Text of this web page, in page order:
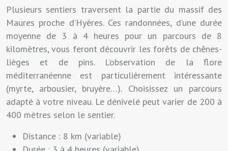
Plusieurs sentiers traversent la partie du massif des
Maures proche d’Hyères. Ces randonnées, d’une durée
moyenne de 3 à 4 heures pour un parcours de 8
kilomètres, vous feront découvrir les forêts de chênes-
lièges et de pins. L’observation de la flore
méditerranéenne est particulièrement intéressante
(myrte, arbousier, bruyère…). Choisissez un parcours
adapté à votre niveau. Le dénivelé peut varier de 200 à
400 mètres selon le sentier.
Distance : 8 km (variable)